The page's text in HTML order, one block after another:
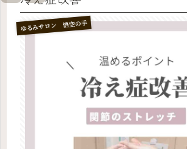
ゆるみサロン 悟空の手